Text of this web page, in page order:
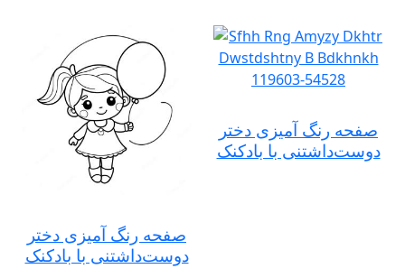
صفحه رنگ آمیزی دختر
دوست‌داشتنی با بادکنک
صفحه رنگ آمیزی دختر
دوست‌داشتنی با بادکنک